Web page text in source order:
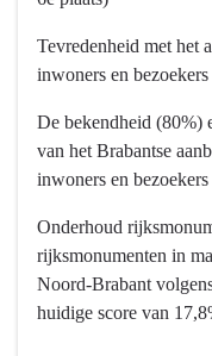
bereiken?
willen
we
bereiken?
Bevorderen
een
passend
aanbod
Tevredenheid met het
inwoners en
De bekendheid (80%)
van het Brabantse
inwoners en
Onderhoud
rijksmonumenten in
Noord-Brabant
huidige score van